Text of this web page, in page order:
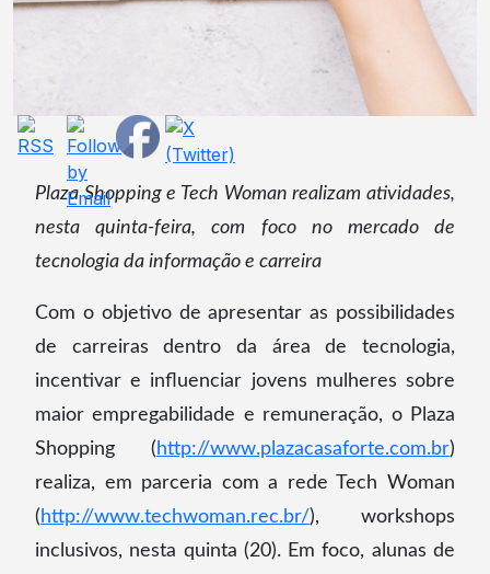
Plaza Shopping e Tech Woman realizam atividades,
nesta quinta-feira, com foco no mercado de
tecnologia da informação e carreira
Com o objetivo de apresentar as possibilidades
de carreiras dentro da área de tecnologia,
incentivar e influenciar jovens mulheres sobre
maior empregabilidade e remuneração, o Plaza
Shopping ( http://www.plazacasaforte.com.br)
realiza, em parceria com a rede Tech Woman
( http://www.techwoman.rec.br/), workshops
inclusivos, nesta quinta (20). Em foco, alunas de